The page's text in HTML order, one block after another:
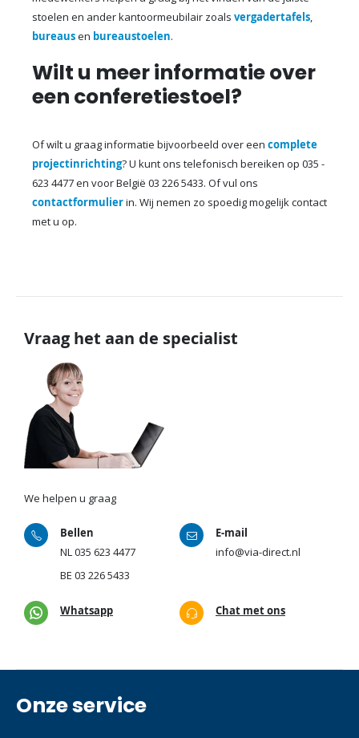
stoelen en ander kantoormeubilair zoals vergadertafels,
bureausen bureaustoelen.
Wilt u meer informatie over
een conferetiestoel?
Of wilt u graag informatie bijvoorbeeld over een complete
projectinrichting? U kunt ons telefonisch bereiken op 035 -
623 4477 en voor België 03 226 5433. Of vul ons
contactformulierin. Wij nemen zo spoedig mogelijk contact
met u op.
Vraag het aan de specialist
We helpen u graag
Bellen
NL 035 623 4477
BE 03 226 5433
E-mail
info@via-direct.nl
Whatsapp Chat met ons
Onze service